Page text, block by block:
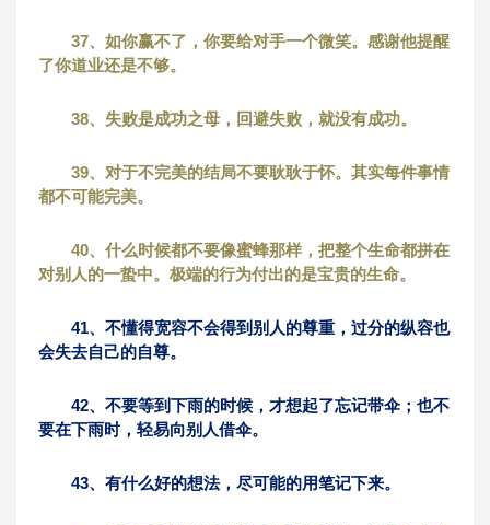
37、如你赢不了，你要给对手一个微笑。感谢他提醒
了你道业还是不够。
38、失败是成功之母，回避失败，就没有成功。
39、对于不完美的结局不要耿耿于怀。其实每件事情
都不可能完美。
40、什么时候都不要像蜜蜂那样，把整个生命都拼在
对别人的一蛰中。极端的行为付出的是宝贵的生命。
41、不懂得宽容不会得到别人的尊重，过分的纵容也
会失去自己的自尊。
42、不要等到下雨的时候，才想起了忘记带伞；也不
要在下雨时，轻易向别人借伞。
43、有什么好的想法，尽可能的用笔记下来。